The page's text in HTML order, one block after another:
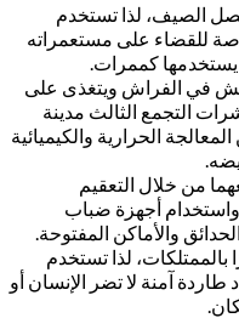
الصيف، لذا تستخدم
للقضاء على مستعمراته
كممرات.
في الفراش ويتغذى على
التجمع الثالث مدينة
الحرارية والكيميائية
من خلال التعقيم
واستخدام أجهزة ضباب
والأماكن المفتوحة.
بالممتلكات، لذا تستخدم
آمنة لا تضر الإنسان أو